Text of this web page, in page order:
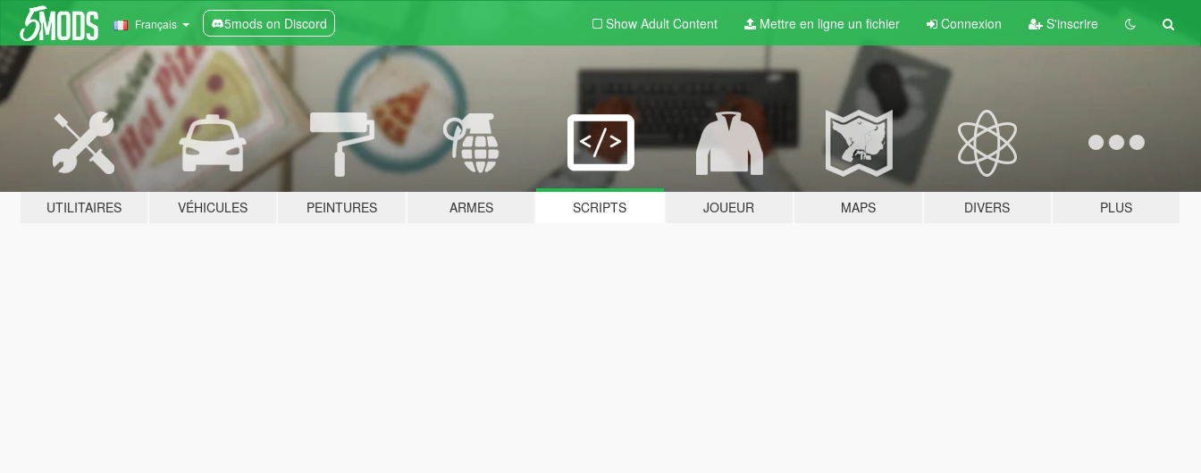
Français 5mods on Discord Show Adult Content Mettre en ligne un fichier Connexion S'inscrire
UTILITAIRES VÉHICULES PEINTURES ARMES SCRIPTS JOUEUR MAPS DIVERS PLUS